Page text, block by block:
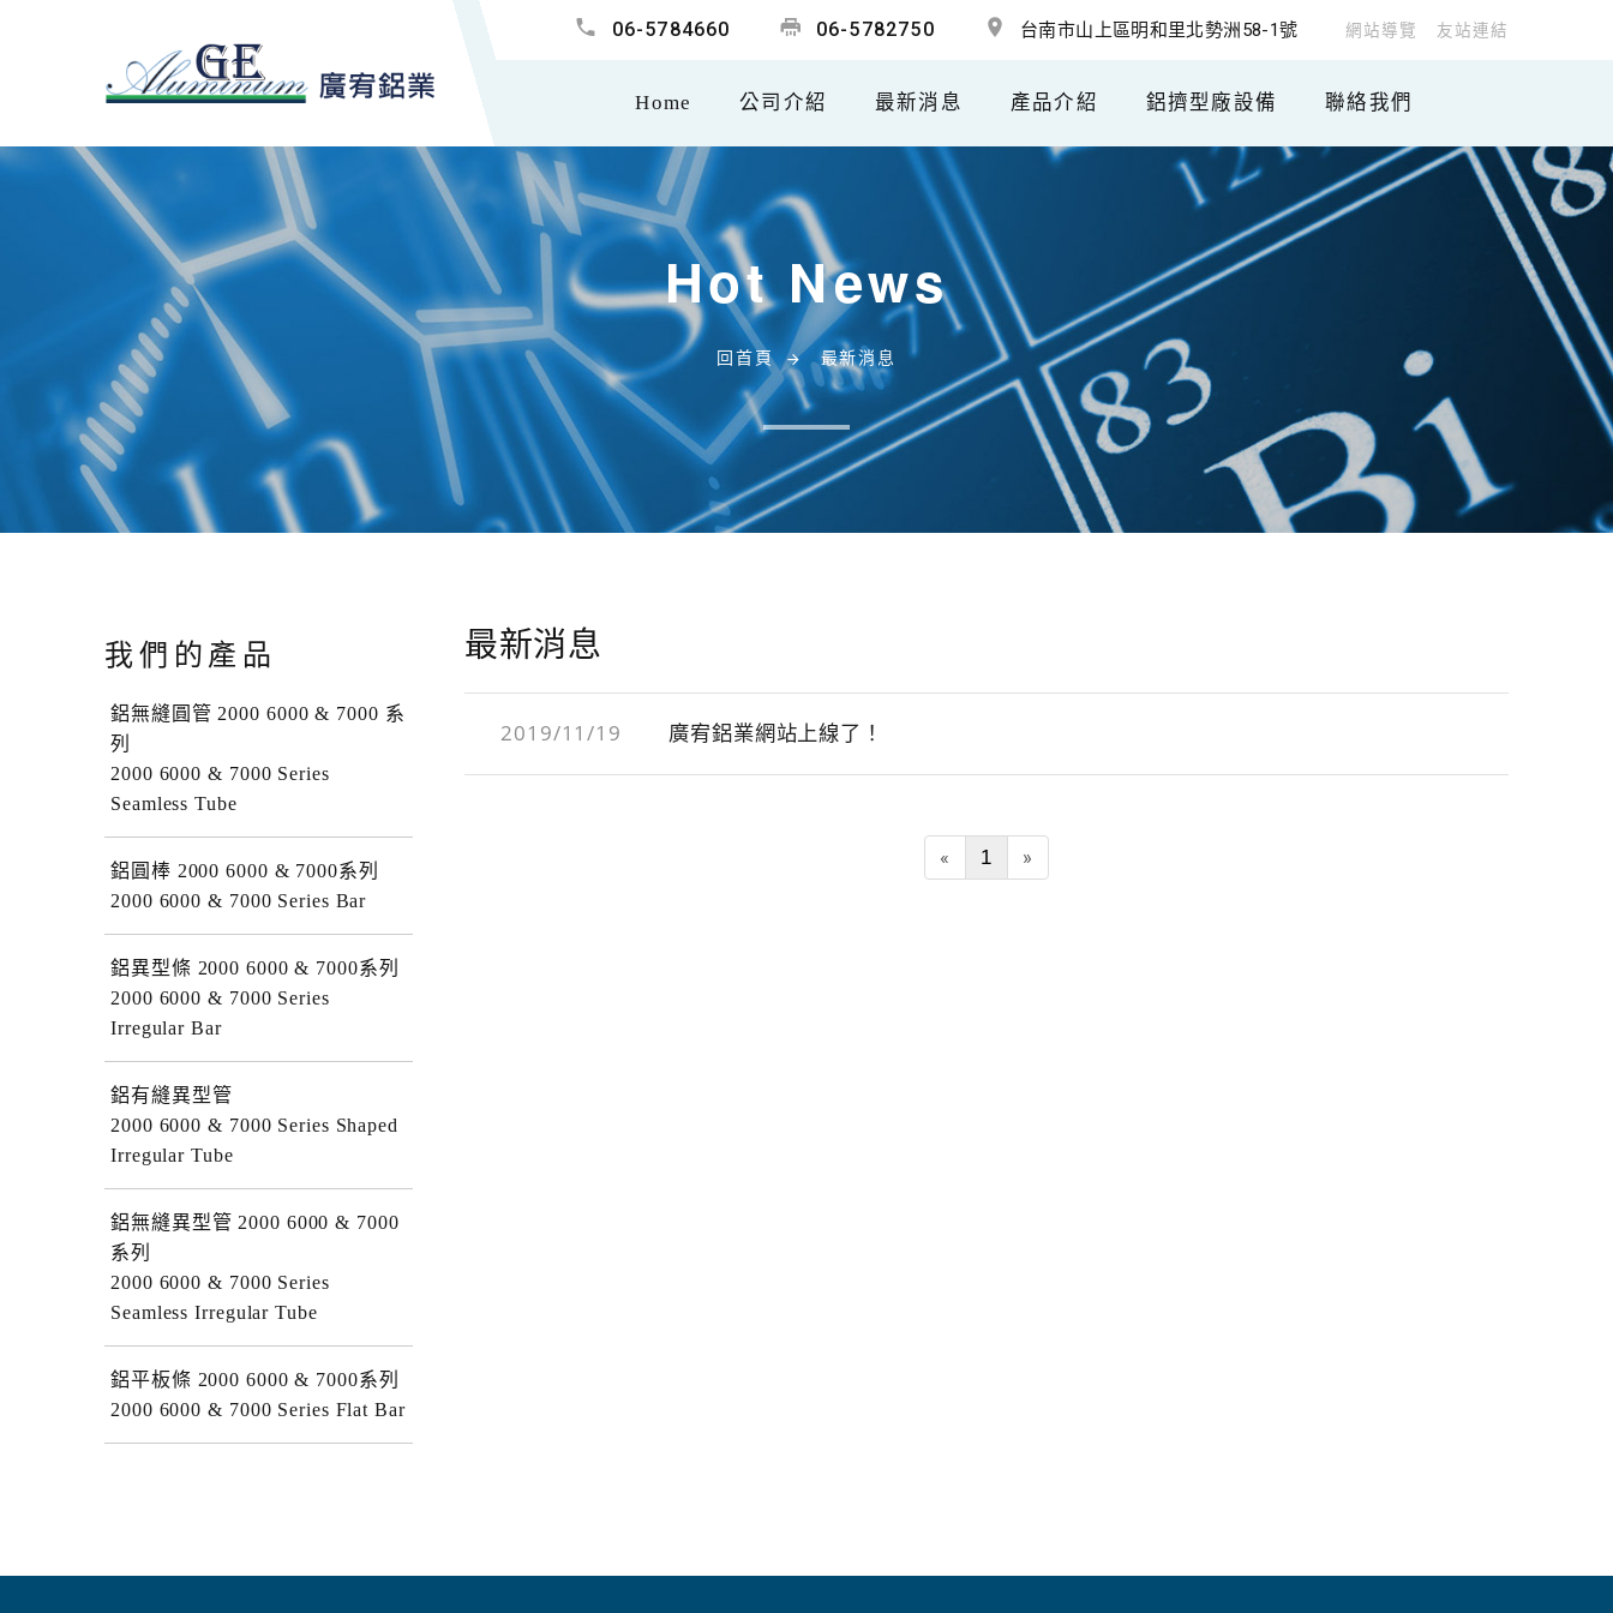
06-5784660 06-5782750 台南市山上區明和里北勢洲58-1號 網站導覽 友站連結
Home 公司介紹 最新消息 產品介紹 鋁擠型廠設備 聯絡我們
Hot News
回首頁 最新消息
我們的產品
鋁無縫圓管 2000 6000 & 7000 系
列
2000 6000 & 7000 Series
Seamless Tube
鋁圓棒 2000 6000 & 7000系列
2000 6000 & 7000 Series Bar
鋁異型條 2000 6000 & 7000系列
2000 6000 & 7000 Series
Irregular Bar
鋁有縫異型管
2000 6000 & 7000 Series Shaped
Irregular Tube
鋁無縫異型管 2000 6000 & 7000
系列
2000 6000 & 7000 Series
Seamless Irregular Tube
鋁平板條 2000 6000 & 7000系列
2000 6000 & 7000 Series Flat Bar
最新消息
2019/11/19 廣宥鋁業網站上線了！
« 1 »